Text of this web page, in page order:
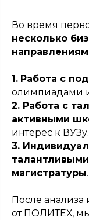
Во время
несколько
1. Работа с
олимпиадами
2. Работа с
активными
интерес к ВУЗу.
3.
магистратуры.
После анализа
от ПОЛИТЕХ,